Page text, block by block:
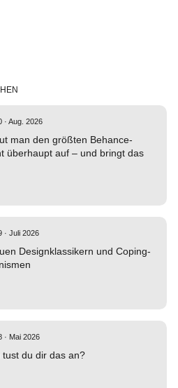
· Aug. 2026
man den größten Behance-
überhaupt auf – und bringt das
· Juli 2026
Designklassikern und Coping-
· Mai 2026
tust du dir das an?